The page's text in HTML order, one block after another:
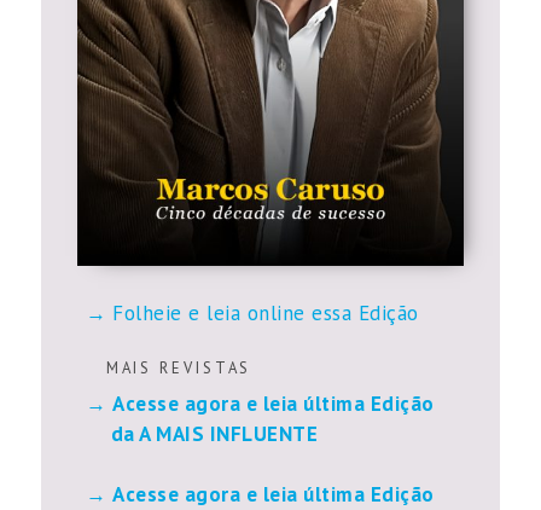
Folheie e leia online essa Edição
M A I S R E V I S T A S
Acesse agora e leia última Edição
da A MAIS INFLUENTE
Acesse agora e leia última Edição